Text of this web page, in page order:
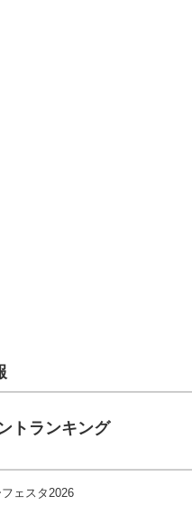
トランキング
ェスタ2026